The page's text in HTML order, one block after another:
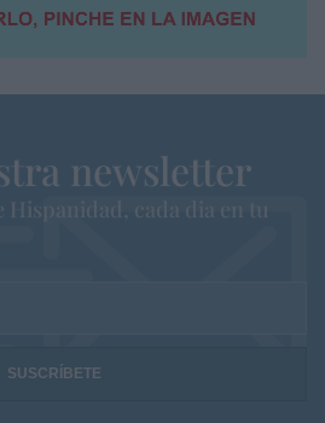
newsletter
cada dia en tu